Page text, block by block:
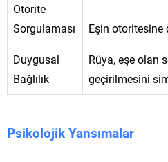
Otorite
Sorgulaması
Eşin otoritesine
Duygusal
Bağlılık
Rüya, eşe olan
geçirilmesini
Psikolojik Yansımalar